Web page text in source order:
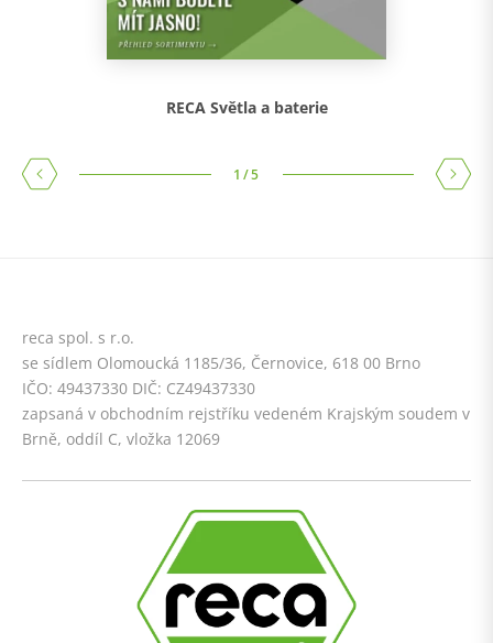
RECA Světla a baterie
1 /5
reca spol. s r.o.
se sídlem Olomoucká 1185/36, Černovice, 618 00 Brno
IČO: 49437330 DIČ: CZ49437330
zapsaná v obchodním rejstříku vedeném Krajským soudem v
Brně, oddíl C, vložka 12069